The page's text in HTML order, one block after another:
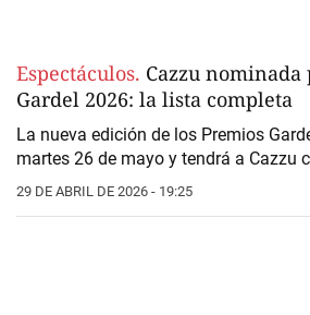
Espectáculos. Cazzu nominada
Gardel 2026: la lista completa
La nueva edición de los Premios
martes 26 de mayo y tendrá a Cazzu
29 DE ABRIL DE 2026 - 19:25